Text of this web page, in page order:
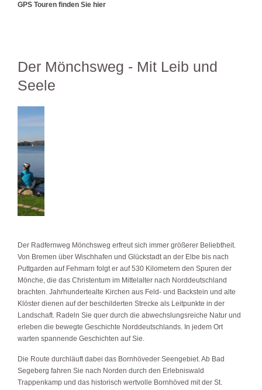
GPS Touren finden Sie hier
Der Mönchsweg - Mit Leib und
Seele
Der Radfernweg Mönchsweg erfreut sich immer größerer Beliebtheit.
Von Bremen über Wischhafen und Glückstadt an der Elbe bis nach
Puttgarden auf Fehmarn folgt er auf 530 Kilometern den Spuren der
Mönche, die das Christentum im Mittelalter nach Norddeutschland
brachten. Jahrhundertealte Kirchen aus Feld- und Backstein und alte
Klöster dienen auf der beschilderten Strecke als Leitpunkte in der
Landschaft. Radeln Sie quer durch die abwechslungsreiche Natur und
erleben die bewegte Geschichte Norddeutschlands. In jedem Ort
warten spannende Geschichten auf Sie.
Die Route durchläuft dabei das Bornhöveder Seengebiet. Ab Bad
Segeberg fahren Sie nach Norden durch den Erlebniswald
Trappenkamp und das historisch wertvolle Bornhöved mit der St.